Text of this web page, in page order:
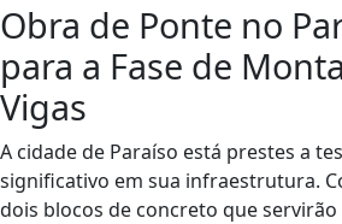
Obra de Ponte no
para a Fase de
Vigas
A cidade de Paraíso está prestes a
significativo em sua infraestrutura.
dois blocos de concreto que